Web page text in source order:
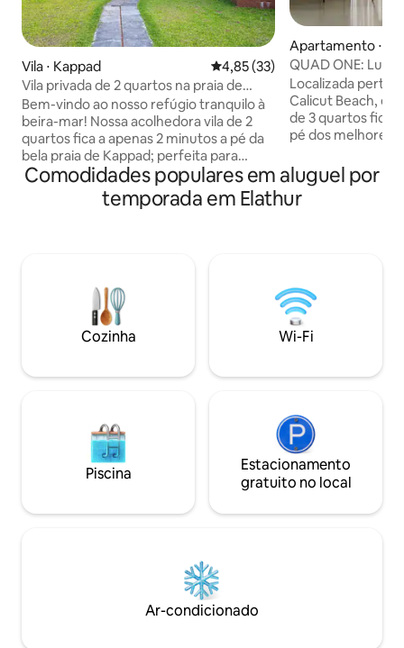
Vila ⋅ Kappad 4,85 de uma avaliação média
4,85 (33)
Vila privada de 2 quartos na praia de
Kappad, ROVOS VILLA
Bem-vindo ao nosso refúgio tranquilo à
beira-mar! Nossa acolhedora vila de 2
quartos fica a apenas 2 minutos a pé da
bela praia de Kappad; perfeita para
famílias, casais ou trabalhadores
remotos que procuram relaxar e
descontrair perto da natureza. Nossas
geladeira, TV e Wi-Fi de alta velocidade,
caixa de ferro, aquecedor de água, filtro
de água, máquina de lavar automática,
área de churrasco privativa e muito mais
Apartamento ⋅
QUAD ONE:
Calicut
Localizada perto
Calicut Beach,
de 3 quartos fica
pé dos melhores
de cama de 5
higiene pessoal
totalmente
é
que você possa
relaxar e se sentir
Comodidades populares em aluguel por
temporada em Elathur
Cozinha Wi-Fi
Piscina
Estacionamento
gratuito no local
Ar-condicionado